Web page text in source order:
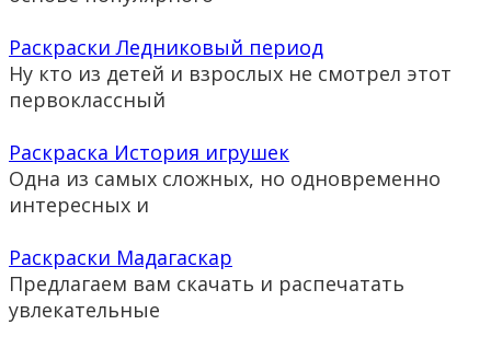
Раскраски Ледниковый период
Ну кто из детей и взрослых не смотрел этот
первоклассный
Раскраска История игрушек
Одна из самых сложных, но одновременно
интересных и
Раскраски Мадагаскар
Предлагаем вам скачать и распечатать
увлекательные